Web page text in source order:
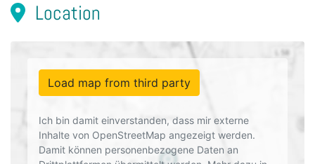
Location
Load map from third party
Ich bin damit einverstanden, dass mir externe
Inhalte von OpenStreetMap angezeigt werden.
Damit können personenbezogene Daten an